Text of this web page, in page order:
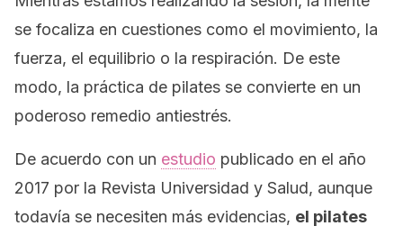
se focaliza en cuestiones como el movimiento, la
fuerza, el equilibrio o la respiración. De este
modo, la práctica de pilates se convierte en un
poderoso remedio antiestrés.
De acuerdo con un estudio publicado en el año
2017 por la Revista Universidad y Salud, aunque
todavía se necesiten más evidencias, el pilates